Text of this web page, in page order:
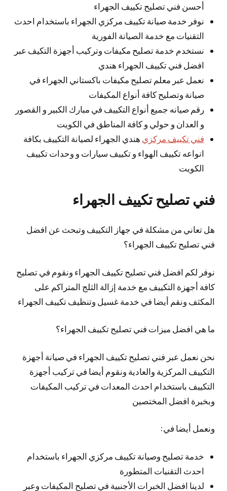
أحسن فني تصليح تكييف الجهراء
نوفر خدمة صيانة تكييف مركزي الجهراء باستخدام احدث
التقنيات مع خدمة الصيانة الفورية
نستخدم خدمة تصليح مكيفات وتركيب أجهزة التكيف عبر
افضل فني تكييف الجهراء هندي
نعمل عبر معلم تصليح مكيفات باكستاني الجهراء في
صيانة وتصليح كافة أنواع المكيفات
رقم صيانه جميع أنواع التكييف في مبارك الكبير و القصور
و العدان و حولي و كافة المناطق في الكويت
فني تكييف مركزي هندي الجهراء لصيانة التكييف بكافة
انواعه تكييف الهواء و تكييف سيارات و وحدات تكييف
الكويت
فني تصليح تكييف الجهراء
هل تعاني من مشكلة في جهاز التكييف وتبحث عن افضل
فني تصليح تكييف الجهراء؟
نوفر لكم افضل فني تصليح تكييف الجهراء ونقوم في تصليح
كافة أجهزة التكييف مع خدمة إزالة الثلج المتراكم على
المكثف ونقم أيضا في خدمة غسيل وتنظيف تكييف الجهراء
ما هي افضل ميزات فني تصليح تكييف الجهراء؟
نحن نعمل عبر فني تصليح تكييف الجهراء في صيانة أجهزة
التكييف المركزية والعادية ونقوم أيضا في تركيب أجهزة
التكييف باستخدام احدث المعدات في تركيب المكيفات
وبخبرة افضل المختصين
ونعمل أيضا في:
خدمة تصليح وصيانة تكييف مركزي الجهراء باستخدام
احدث التقنيات المتطورة
لدينا افضل الخبرات الأجنبية في تصليح المكيفات وعبر